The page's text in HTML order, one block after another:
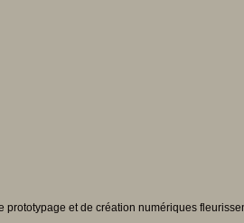
et de création numériques